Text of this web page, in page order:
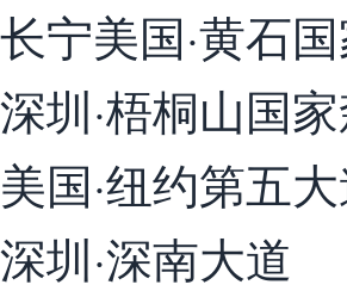
长宁美国·黄石
深圳·梧桐山国
美国·纽约第五
深圳·深南大道